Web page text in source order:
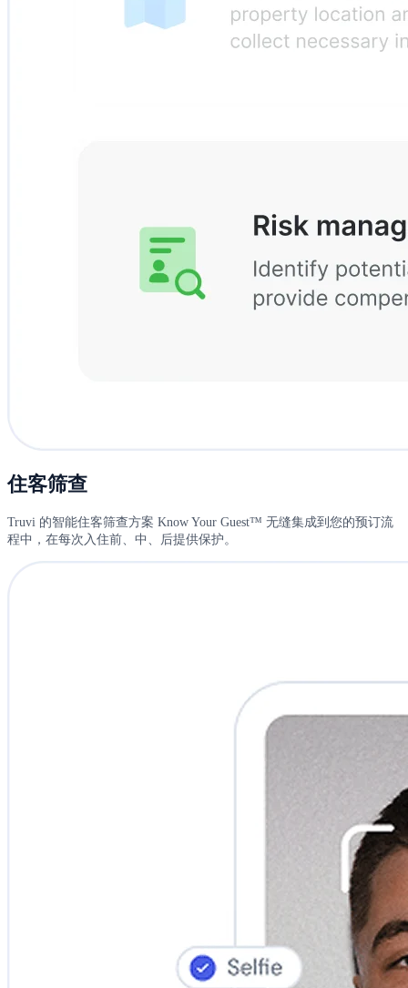
住客筛查
Truvi 的智能住客筛查方案 Know Your Guest™ 无缝集成到您的预订流
程中，在每次入住前、中、后提供保护。